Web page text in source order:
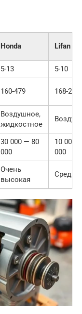
Honda Lifan
5-13
5-10
160-479 168-208
Воздушное,
жидкостное
30 000 — 80
000
10 000
000
Очень
высокая